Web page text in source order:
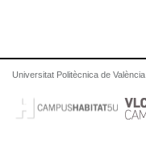
Universitat Politècnica de València